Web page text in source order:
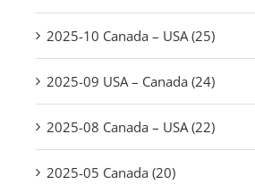
2025-10 Canada – USA (25)
2025-09 USA – Canada (24)
2025-08 Canada – USA (22)
2025-05 Canada (20)